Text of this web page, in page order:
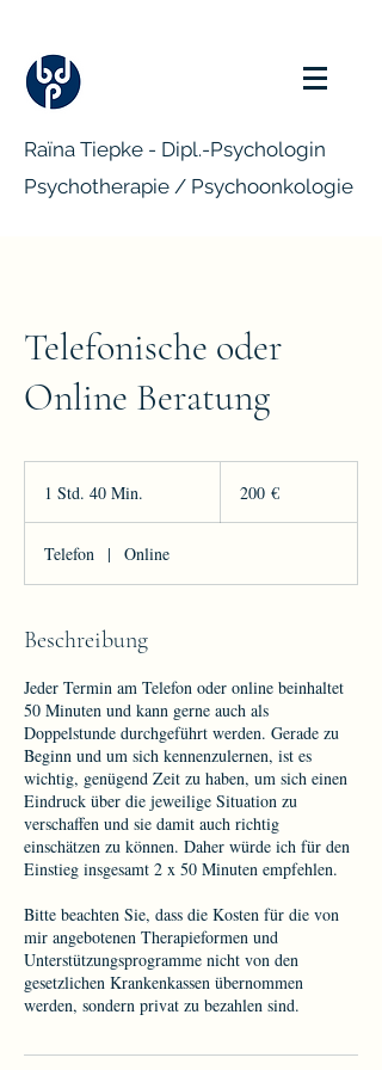
Raïna Tiepke - Dipl.-Psychologin
Psychotherapie / Psychoonkologie
Telefonische oder
Online Beratung
1 Std. 40 Min.
d
4
i
.
200 €
Telefon | Online
Beschreibung
Jeder Termin am Telefon oder online beinhaltet
50 Minuten und kann gerne auch als
Doppelstunde durchgeführt werden. Gerade zu
Beginn und um sich kennenzulernen, ist es
wichtig, genügend Zeit zu haben, um sich einen
Eindruck über die jeweilige Situation zu
verschaffen und sie damit auch richtig
einschätzen zu können. Daher würde ich für den
Einstieg insgesamt 2 x 50 Minuten empfehlen.
Bitte beachten Sie, dass die Kosten für die von
mir angebotenen Therapieformen und
Unterstützungsprogramme nicht von den
gesetzlichen Krankenkassen übernommen
werden, sondern privat zu bezahlen sind.